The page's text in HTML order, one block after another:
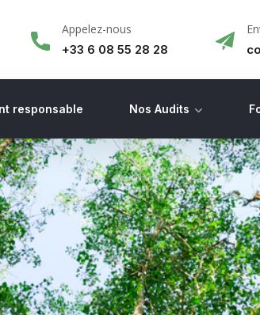
Appelez-nous
+33 6 08 55 28 28
responsable Nos Audits